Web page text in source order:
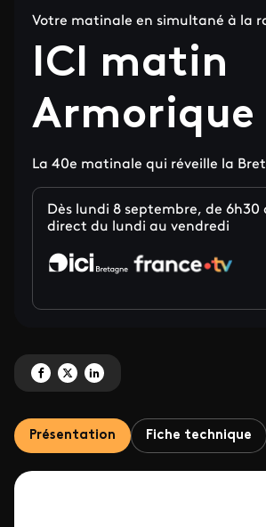
Votre matinale en simultané à la
ICI matin
Armorique
La 40e matinale qui réveille la
Dès lundi 8 septembre, de 6h30
direct du lundi au vendredi
Partagez 'ICI matin Armorique' sur Facebook
Partagez 'ICI matin Armorique' sur X
Partagez 'ICI matin Armorique' sur
Présentation Fiche technique